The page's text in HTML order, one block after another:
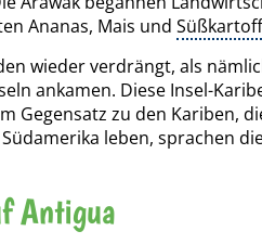
Ananas, Mais und
wieder verdrängt, als
ankamen. Diese Insel-
Gegensatz zu den Kariben,
leben, sprachen
Antigua